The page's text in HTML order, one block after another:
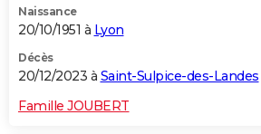
Naissance
20/10/1951 à Lyon
Décès
20/12/2023 à Saint-Sulpice-des-Landes
Famille JOUBERT